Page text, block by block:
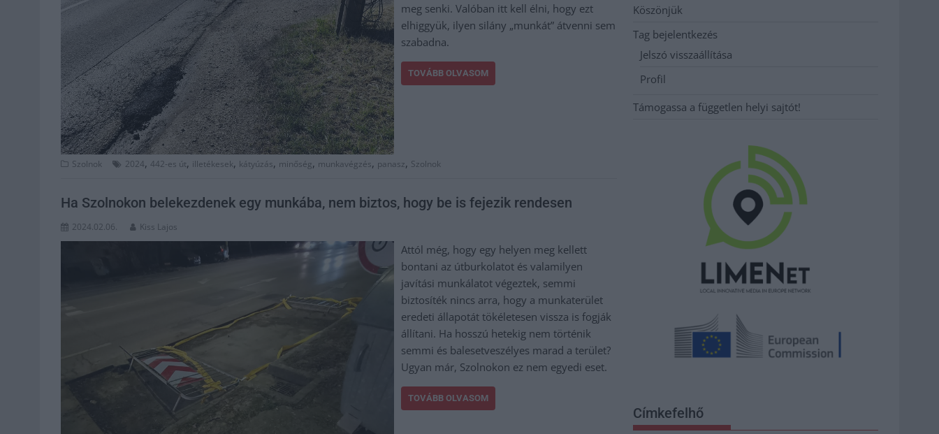
meg senki. Valóban itt kell élni, hogy ezt
elhiggyük, ilyen silány „munkát” átvenni sem
szabadna.
TOVÁBB OLVASOM
Szolnok 2024, 442-es út, illetékesek, kátyúzás, minőség, munkavégzés, panasz, Szolnok
Ha Szolnokon belekezdenek egy munkába, nem biztos, hogy be is fejezik rendesen
2024.02.06. Kiss Lajos
Attól még, hogy egy helyen meg kellett
bontani az útburkolatot és valamilyen
javítási munkálatot végeztek, semmi
biztosíték nincs arra, hogy a munkaterület
eredeti állapotát tökéletesen vissza is fogják
állítani. Ha hosszú hetekig nem történik
semmi és balesetveszélyes marad a terület?
Ugyan már, Szolnokon ez nem egyedi eset.
TOVÁBB OLVASOM
Köszönjük
Tag bejelentkezés
Jelszó visszaállítása
Profil
Támogassa a független helyi sajtót!
Címkefelhő